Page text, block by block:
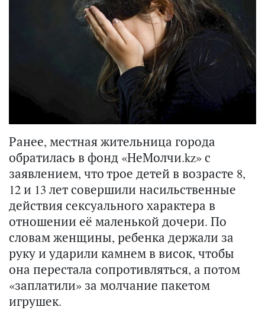
Ранее, местная жительница города
обратилась в фонд «НеМолчи.kz» с
заявлением, что трое детей в возрасте 8,
12 и 13 лет совершили насильственные
действия сексуального характера в
отношении её маленькой дочери. По
словам женщины, ребенка держали за
руку и ударили камнем в висок, чтобы
она перестала сопротивляться, а потом
«заплатили» за молчание пакетом
игрушек.